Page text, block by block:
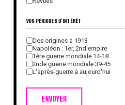
ENVOYER
VOS PÉRIODES D'INTÉRÊT
Des origines à 1913
Napoléon : 1er, 2nd empire
1ère guerre mondiale 14-18
2nde guerre mondiale 39-45
L'après-guerre à aujourd'hui